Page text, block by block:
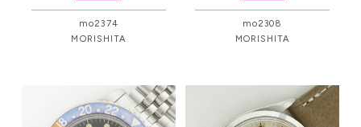
mo2374
MORISHITA
mo2308
MORISHITA